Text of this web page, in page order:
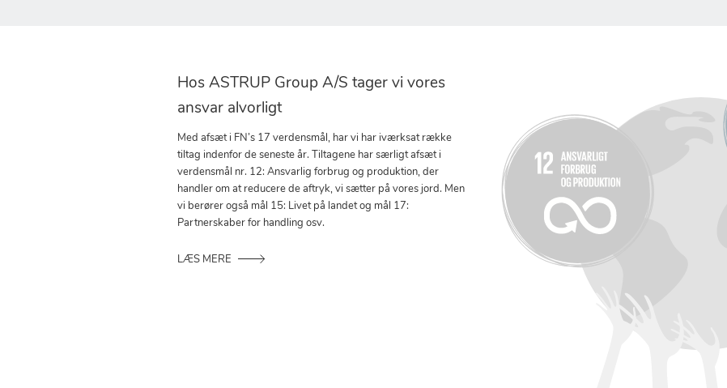
Hos ASTRUP Group A/S tager vi vores
ansvar alvorligt
Med afsæt i FN’s 17 verdensmål, har vi har iværksat række
tiltag indenfor de seneste år. Tiltagene har særligt afsæt i
verdensmål nr. 12: Ansvarlig forbrug og produktion, der
handler om at reducere de aftryk, vi sætter på vores jord. Men
vi berører også mål 15: Livet på landet og mål 17:
Partnerskaber for handling osv.
LÆS MERE